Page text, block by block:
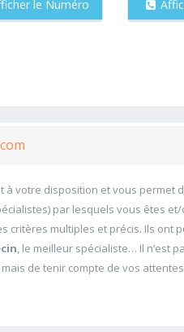
le Numéro
à votre disposition et vous permet
par lesquels vous êtes
critères multiples et précis. Ils ont
, le meilleur spécialiste… Il n’est
de tenir compte de vos